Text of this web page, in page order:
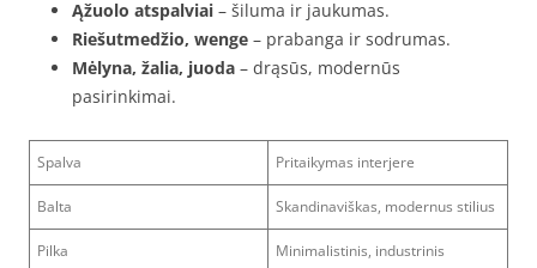
Ąžuolo atspalviai – šiluma ir jaukumas.
Riešutmedžio, wenge – prabanga ir sodrumas.
Mėlyna, žalia, juoda – drąsūs, modernūs
pasirinkimai.
Spalva Pritaikymas interjere
Balta Skandinaviškas, modernus stilius
Pilka
Minimalistinis, industrinis